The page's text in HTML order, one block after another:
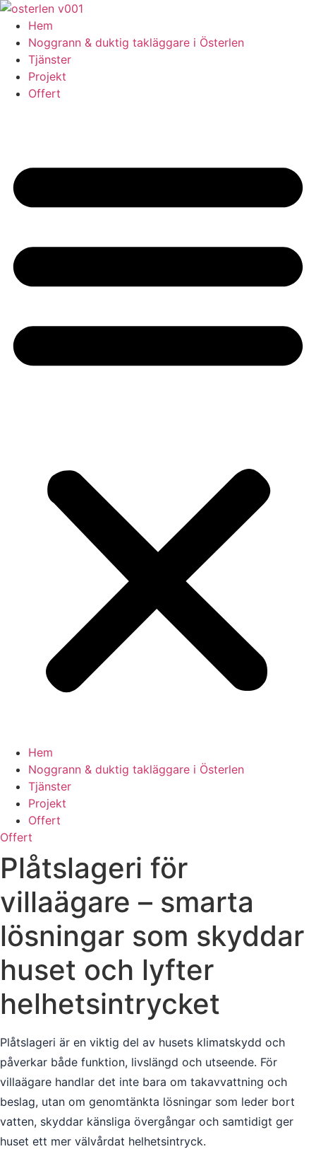
Skip
content
Hem
Noggrann & duktig takläggare i Österlen
Tjänster
Projekt
Offert
Hem
Noggrann & duktig takläggare i Österlen
Tjänster
Projekt
Offert
Offert
Plåtslageri för
villaägare – smarta
lösningar som skyddar
huset och lyfter
helhetsintrycket
Plåtslageri är en viktig del av husets klimatskydd och
påverkar både funktion, livslängd och utseende. För
villaägare handlar det inte bara om takavvattning och
beslag, utan om genomtänkta lösningar som leder bort
vatten, skyddar känsliga övergångar och samtidigt ger
huset ett mer välvårdat helhetsintryck.